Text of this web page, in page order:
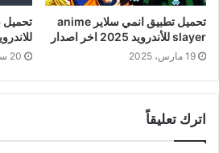
تحميل تطبيق انمي سلاير anime
slayer للأندرويد 2025 اخر اصدار
19 مارس، 2025
للاندرويد
20 سبتمبر، 2022
اترك تعليقاً